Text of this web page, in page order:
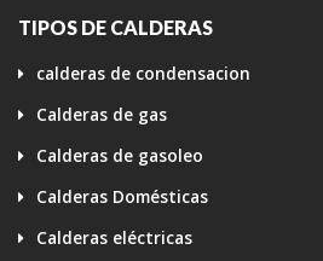
TIPOS DE CALDERAS
calderas de condensacion
Calderas de gas
Calderas de gasoleo
Calderas Domésticas
Calderas eléctricas